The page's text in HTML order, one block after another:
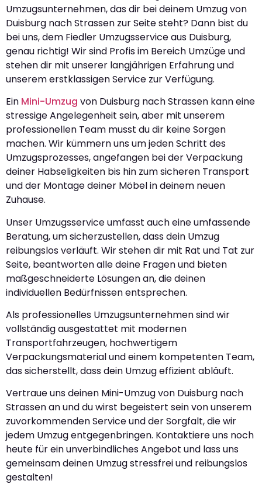
Umzugsunternehmen, das dir bei deinem Umzug von
Duisburg nach Strassen zur Seite steht? Dann bist du
bei uns, dem Fiedler Umzugsservice aus Duisburg,
genau richtig! Wir sind Profis im Bereich Umzüge und
stehen dir mit unserer langjährigen Erfahrung und
unserem erstklassigen Service zur Verfügung.
Ein Mini-Umzug von Duisburg nach Strassen kann eine
stressige Angelegenheit sein, aber mit unserem
professionellen Team musst du dir keine Sorgen
machen. Wir kümmern uns um jeden Schritt des
Umzugsprozesses, angefangen bei der Verpackung
deiner Habseligkeiten bis hin zum sicheren Transport
und der Montage deiner Möbel in deinem neuen
Zuhause.
Unser Umzugsservice umfasst auch eine umfassende
Beratung, um sicherzustellen, dass dein Umzug
reibungslos verläuft. Wir stehen dir mit Rat und Tat zur
Seite, beantworten alle deine Fragen und bieten
maßgeschneiderte Lösungen an, die deinen
individuellen Bedürfnissen entsprechen.
Als professionelles Umzugsunternehmen sind wir
vollständig ausgestattet mit modernen
Transportfahrzeugen, hochwertigem
Verpackungsmaterial und einem kompetenten Team,
das sicherstellt, dass dein Umzug effizient abläuft.
Vertraue uns deinen Mini-Umzug von Duisburg nach
Strassen an und du wirst begeistert sein von unserem
zuvorkommenden Service und der Sorgfalt, die wir
jedem Umzug entgegenbringen. Kontaktiere uns noch
heute für ein unverbindliches Angebot und lass uns
gemeinsam deinen Umzug stressfrei und reibungslos
gestalten!